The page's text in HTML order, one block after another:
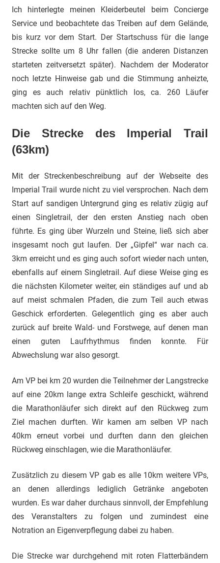
Ich hinterlegte meinen Kleiderbeutel beim Concierge
Service und beobachtete das Treiben auf dem Gelände,
bis kurz vor dem Start. Der Startschuss für die lange
Strecke sollte um 8 Uhr fallen (die anderen Distanzen
starteten zeitversetzt später). Nachdem der Moderator
noch letzte Hinweise gab und die Stimmung anheizte,
ging es auch relativ pünktlich los, ca. 260 Läufer
machten sich auf den Weg.
Die Strecke des Imperial Trail
(63km)
Mit der Streckenbeschreibung auf der Webseite des
Imperial Trail wurde nicht zu viel versprochen. Nach dem
Start auf sandigen Untergrund ging es relativ zügig auf
einen Singletrail, der den ersten Anstieg nach oben
führte. Es ging über Wurzeln und Steine, ließ sich aber
insgesamt noch gut laufen. Der „Gipfel“ war nach ca.
3km erreicht und es ging auch sofort wieder nach unten,
ebenfalls auf einem Singletrail. Auf diese Weise ging es
die nächsten Kilometer weiter, ein ständiges auf und ab
auf meist schmalen Pfaden, die zum Teil auch etwas
Geschick erforderten. Gelegentlich ging es aber auch
zurück auf breite Wald- und Forstwege, auf denen man
einen guten Laufrhythmus finden konnte. Für
Abwechslung war also gesorgt.
Am VP bei km 20 wurden die Teilnehmer der Langstrecke
auf eine 20km lange extra Schleife geschickt, während
die Marathonläufer sich direkt auf den Rückweg zum
Ziel machen durften. Wir kamen am selben VP nach
40km erneut vorbei und durften dann den gleichen
Rückweg einschlagen, wie die Marathonläufer.
Zusätzlich zu diesem VP gab es alle 10km weitere VPs,
an denen allerdings lediglich Getränke angeboten
wurden. Es war daher durchaus sinnvoll, der Empfehlung
des Veranstalters zu folgen und zumindest eine
Notration an Eigenverpflegung dabei zu haben.
Die Strecke war durchgehend mit roten Flatterbändern